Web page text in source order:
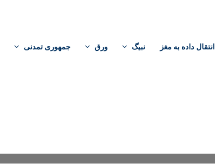
انتقال داده به مغز نبیگ ورق جمهوری تمدنی